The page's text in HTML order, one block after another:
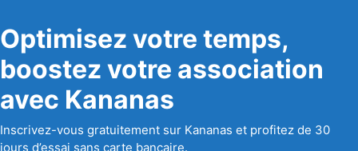
Optimisez votre temps,
boostez votre association
avec Kananas
Inscrivez-vous gratuitement sur Kananas et profitez de 30
jours d’essai sans carte bancaire.